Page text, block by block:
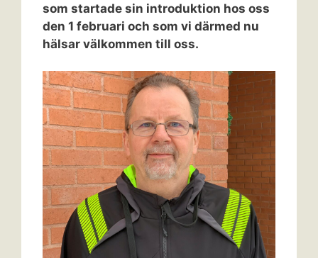
som startade sin introduktion hos oss
den 1 februari och som vi därmed nu
hälsar välkommen till oss.